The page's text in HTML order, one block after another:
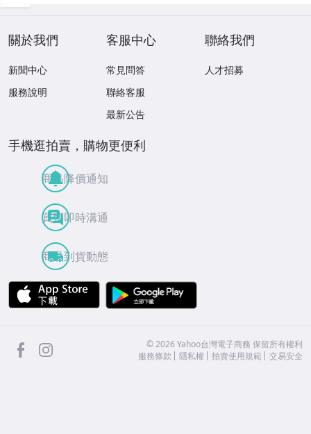
關於我們
新聞中心
服務說明
客服中心
常見問答
聯絡客服
最新公告
聯絡我們
人才招募
手機逛拍賣，購物更便利
商品降價通知
買賣即時溝通
商品到貨動態
APP Store
facebook ©2026 Yahoo台灣電子商務 保留所有權利
服務條款
隱私權 拍賣使用規範 交易安全